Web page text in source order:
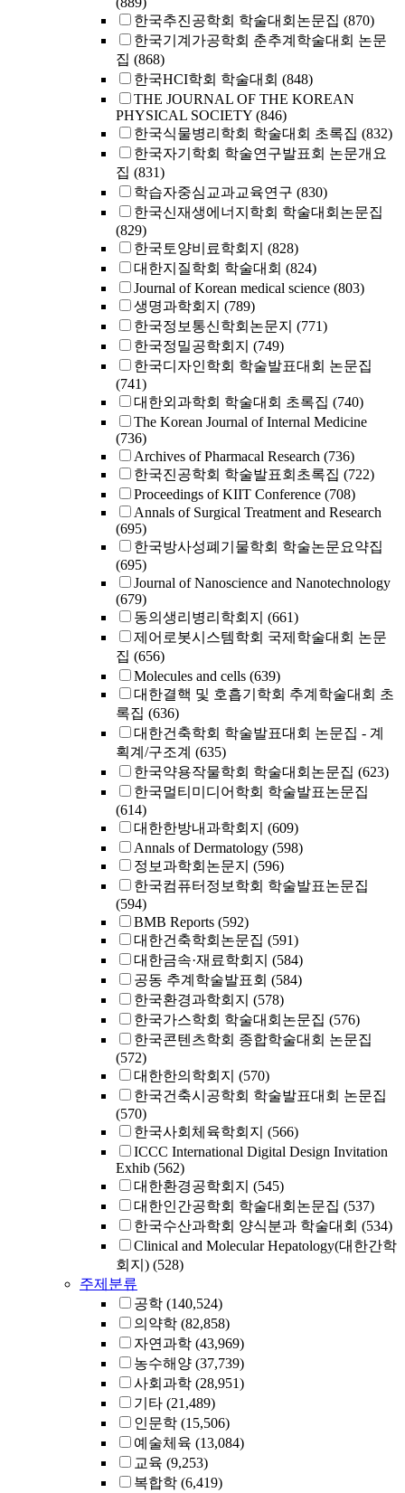
한국추진공학회 학술대회논문집 (870)
한국기계가공학회 춘추계학술대회 논문
집 (868)
한국HCI학회 학술대회 (848)
THE JOURNAL OF THE KOREAN
PHYSICAL SOCIETY (846)
한국식물병리학회 학술대회 초록집 (832)
한국자기학회 학술연구발표회 논문개요
집 (831)
학습자중심교과교육연구 (830)
한국신재생에너지학회 학술대회논문집
(829)
한국토양비료학회지 (828)
대한지질학회 학술대회 (824)
Journal of Korean medical science (803)
생명과학회지 (789)
한국정보통신학회논문지 (771)
한국정밀공학회지 (749)
한국디자인학회 학술발표대회 논문집
(741)
대한외과학회 학술대회 초록집 (740)
The Korean Journal of Internal Medicine
(736)
Archives of Pharmacal Research (736)
한국진공학회 학술발표회초록집 (722)
Proceedings of KIIT Conference (708)
Annals of Surgical Treatment and Research
(695)
한국방사성폐기물학회 학술논문요약집
(695)
Journal of Nanoscience and Nanotechnology
(679)
동의생리병리학회지 (661)
제어로봇시스템학회 국제학술대회 논문
집 (656)
Molecules and cells (639)
대한결핵 및 호흡기학회 추계학술대회 초
록집 (636)
대한건축학회 학술발표대회 논문집 - 계
획계/구조계 (635)
한국약용작물학회 학술대회논문집 (623)
한국멀티미디어학회 학술발표논문집
(614)
대한한방내과학회지 (609)
Annals of Dermatology (598)
정보과학회논문지 (596)
한국컴퓨터정보학회 학술발표논문집
(594)
BMB Reports (592)
대한건축학회논문집 (591)
대한금속·재료학회지 (584)
공동 추계학술발표회 (584)
한국환경과학회지 (578)
한국가스학회 학술대회논문집 (576)
한국콘텐츠학회 종합학술대회 논문집
(572)
대한한의학회지 (570)
한국건축시공학회 학술발표대회 논문집
(570)
한국사회체육학회지 (566)
ICCC International Digital Design Invitation
Exhib (562)
대한환경공학회지 (545)
대한인간공학회 학술대회논문집 (537)
한국수산과학회 양식분과 학술대회 (534)
Clinical and Molecular Hepatology(대한간학
회지) (528)
주제분류
공학 (140,524)
의약학 (82,858)
자연과학 (43,969)
농수해양 (37,739)
사회과학 (28,951)
기타 (21,489)
인문학 (15,506)
예술체육 (13,084)
교육 (9,253)
복합학 (6,419)